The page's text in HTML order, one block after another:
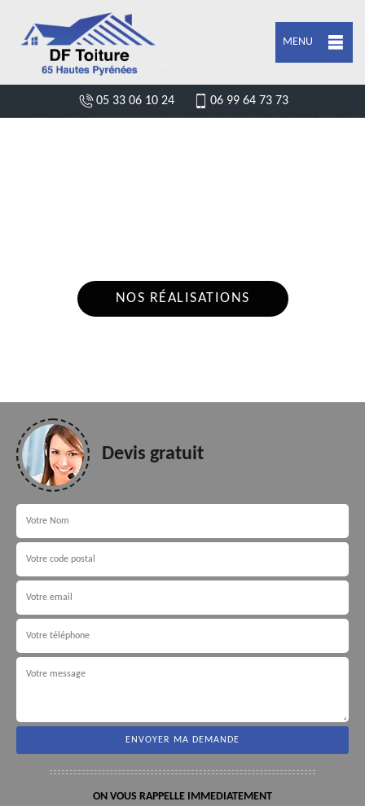
MENU
05 33 06 10 24 06 99 64 73 73
NOS RÉALISATIONS
Devis gratuit
ON VOUS RAPPELLE IMMEDIATEMENT